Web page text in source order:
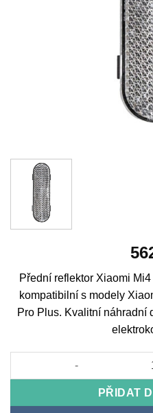
Přední reflektor Xiaomi
kompatibilní s modely
Pro Plus. Kvalitní náhradní
Front reflector Xiaomi Mi4
PŘIDAT